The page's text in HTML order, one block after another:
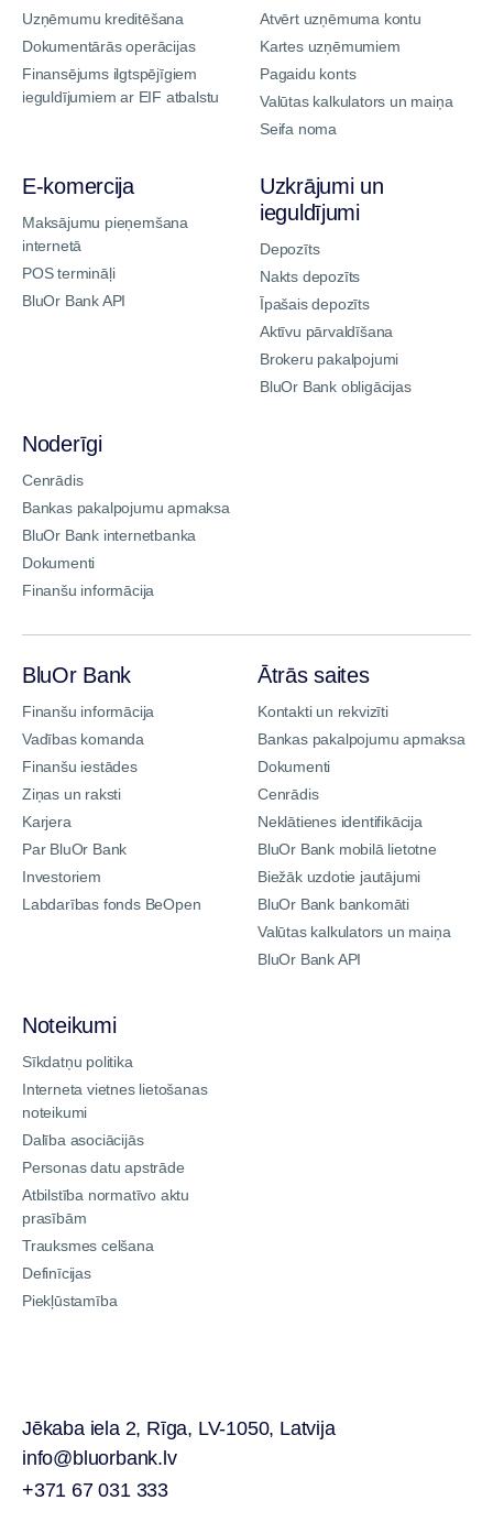
Uzņēmumu kreditēšana
Dokumentārās operācijas
Finansējums ilgtspējīgiem
ieguldījumiem ar EIF atbalstu
Atvērt uzņēmuma kontu
Kartes uzņēmumiem
Pagaidu konts
Valūtas kalkulators un maiņa
Seifa noma
E-komercija
Maksājumu pieņemšana
internetā
POS termināļi
BluOr Bank API
Uzkrājumi un
ieguldījumi
Depozīts
Nakts depozīts
Īpašais depozīts
Aktīvu pārvaldīšana
Brokeru pakalpojumi
BluOr Bank obligācijas
Noderīgi
Cenrādis
Bankas pakalpojumu apmaksa
BluOr Bank internetbanka
Dokumenti
Finanšu informācija
BluOr Bank
Finanšu informācija
Vadības komanda
Finanšu iestādes
Ziņas un raksti
Karjera
Par BluOr Bank
Investoriem
Labdarības fonds BeOpen
Ātrās saites
Kontakti un rekvizīti
Bankas pakalpojumu apmaksa
Dokumenti
Cenrādis
Neklātienes identifikācija
BluOr Bank mobilā lietotne
Biežāk uzdotie jautājumi
BluOr Bank bankomāti
Valūtas kalkulators un maiņa
BluOr Bank API
Noteikumi
Sīkdatņu politika
Interneta vietnes lietošanas
noteikumi
Dalība asociācijās
Personas datu apstrāde
Atbilstība normatīvo aktu
prasībām
Trauksmes celšana
Definīcijas
Piekļūstamība
Jēkaba iela 2, Rīga, LV-1050, Latvija
info@bluorbank.lv
+371 67 031 333